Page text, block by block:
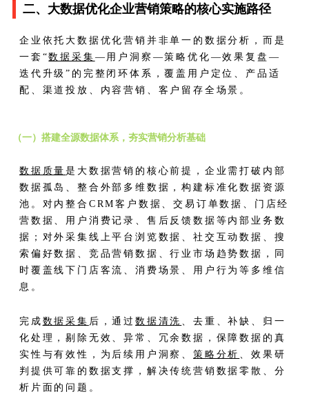
二、大数据优化企业营销策略的核心实施路径
企业依托大数据优化营销并非单一的数据分析，而是
一套“数据采集 —用户洞察—策略优化—效果复盘—
迭代升级”的完整闭环体系，覆盖用户定位、产品适
配、渠道投放、内容营销、客户留存全场景。
（一）搭建全源数据体系，夯实营销分析基础
数据质量是大数据营销的核心前提，企业需打破内部
数据孤岛、整合外部多维数据，构建标准化数据资源
池。对内整合CRM客户数据、交易订单数据、门店经
营数据、用户消费记录、售后反馈数据等内部业务数
据；对外采集线上平台浏览数据、社交互动数据、搜
索偏好数据、竞品营销数据、行业市场趋势数据，同
时覆盖线下门店客流、消费场景、用户行为等多维信
息。
完成 数据采集 后，通过数据清洗 、去重、补缺、归一
化处理，剔除无效、异常、冗余数据，保障数据的真
实性与有效性，为后续用户洞察、策略分析 、效果研
判提供可靠的数据支撑，解决传统营销数据零散、分
析片面的问题。